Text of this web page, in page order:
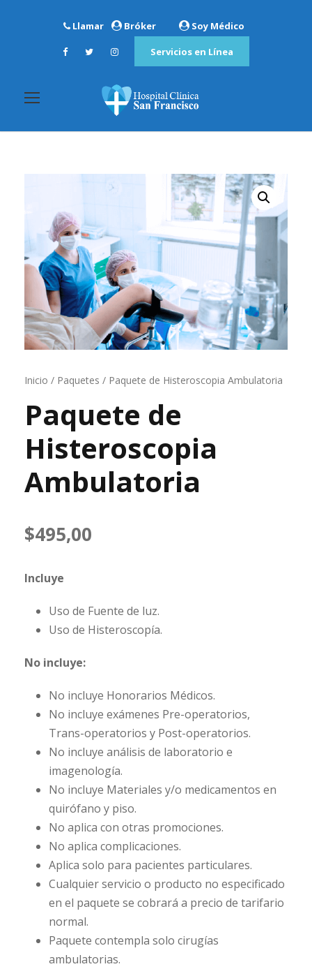
Llamar Bróker Soy Médico
Servicios en Línea
Inicio / Paquetes / Paquete de Histeroscopia Ambulatoria
Paquete de
Histeroscopia
Ambulatoria
$495,00
Incluye
Uso de Fuente de luz.
Uso de Histeroscopía.
No incluye:
No incluye Honorarios Médicos.
No incluye exámenes Pre-operatorios,
Trans-operatorios y Post-operatorios.
No incluye análisis de laboratorio e
imagenología.
No incluye Materiales y/o medicamentos en
quirófano y piso.
No aplica con otras promociones.
No aplica complicaciones.
Aplica solo para pacientes particulares.
Cualquier servicio o producto no especificado
en el paquete se cobrará a precio de tarifario
normal.
Paquete contempla solo cirugías
ambulatorias.